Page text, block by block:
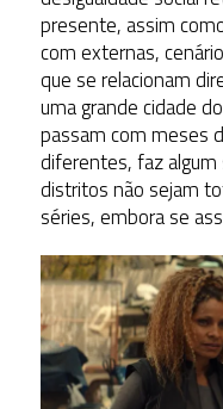
presente, assim
com externas,
que se relacionam
uma grande cidade
passam com meses
diferentes, faz
distritos não sejam
séries, embora se